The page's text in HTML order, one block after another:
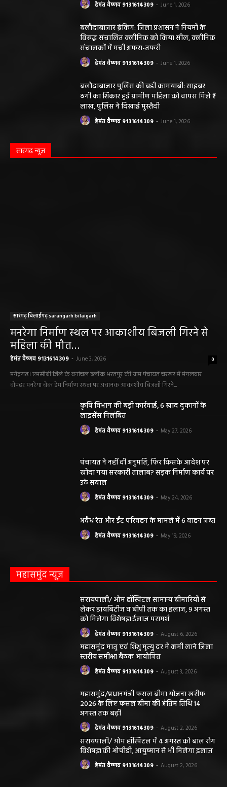
हेमंत वैष्णव 9131614309 - June 1, 2026
बलौदाबाजार ब्रेकिंग: जिला प्रशासन ने नियमों के
विरुद्ध संचालित क्लीनिक को किया सील, क्लीनिक
संचालकों में मची अफरा-तफरी
हेमंत वैष्णव 9131614309 - June 1, 2026
बलौदाबाजार पुलिस की बड़ी कामयाबी: साइबर
ठगी का शिकार हुई ग्रामीण महिला को वापस मिले ₹1
लाख, पुलिस ने दिखाई मुस्तैदी
हेमंत वैष्णव 9131614309 - June 1, 2026
सारंगढ़ न्यूज़
सारंगढ़ बिलाईगढ़ sarangarh bilaigarh
मनरेगा निर्माण स्थल पर आकाशीय बिजली गिरने से
महिला की मौत…
हेमंत वैष्णव 9131614309 - June 3, 2026 0
मनेंद्रगढ़। एमसीबी जिले के वनांचल ब्लॉक भरतपुर की ग्राम पंचायत चरखर में मंगलवार
दोपहर मनरेगा चेक डेम निर्माण स्थल पर अचानक आकाशीय बिजली गिरने...
कृषि विभाग की बड़ी कार्रवाई, 6 खाद दुकानों के
लाइसेंस निलंबित
हेमंत वैष्णव 9131614309 - May 27, 2026
पंचायत ने नहीं दी अनुमति, फिर किसके आदेश पर
खोदा गया सरकारी तालाब? सड़क निर्माण कार्य पर
उठे सवाल
हेमंत वैष्णव 9131614309 - May 24, 2026
अवैध रेत और ईंट परिवहन के मामले में 6 वाहन जब्त
हेमंत वैष्णव 9131614309 - May 19, 2026
महासमुंद न्यूज़
सरायपाली/ ओम हॉस्पिटल सामान्य बीमारियों से
लेकर डायबिटीज व बीपी तक का इलाज, 9 अगस्त
को मिलेगा विशेषज्ञ ईलाज परामर्श
हेमंत वैष्णव 9131614309 - August 6, 2026
महासमुंद मातृ एवं शिशु मृत्यु दर में कमी लाने जिला
स्तरीय समीक्षा बैठक आयोजित
हेमंत वैष्णव 9131614309 - August 3, 2026
महासमुंद/प्रधानमंत्री फसल बीमा योजना खरीफ
2026 के लिए फसल बीमा की अंतिम तिथि 14
अगस्त तक बढ़ी
हेमंत वैष्णव 9131614309 - August 2, 2026
सरायपाली/ ओम हॉस्पिटल में 4 अगस्त को बाल रोग
विशेषज्ञ की ओपीडी, आयुष्मान से भी मिलेगा इलाज
हेमंत वैष्णव 9131614309 - August 2, 2026